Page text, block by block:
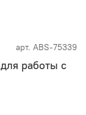
арт. ABS-75339
работы с